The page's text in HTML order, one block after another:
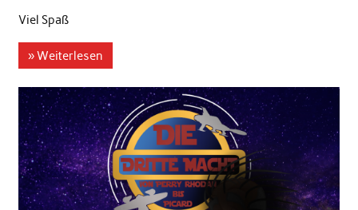
Viel Spaß
» Weiterlesen